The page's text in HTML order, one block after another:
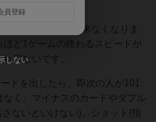
てゲームに参加出来なくなりま
ど1ゲームの終わるスピードが
程ないです。
ドを出したら、即次の人が101
なく、マイナスのカードやダブル
ないといけない)、ショット(指
員登録
しない